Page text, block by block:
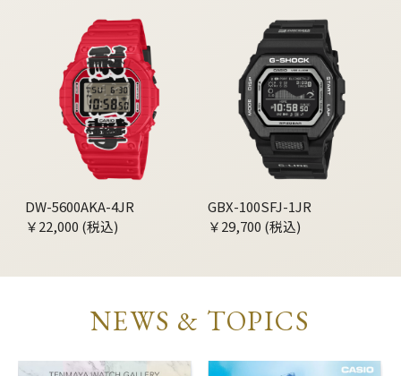
DW-5600AKA-4JR
￥22,000 (税込)
GBX-100SFJ-1JR
￥29,700 (税込)
NEWS & TOPICS